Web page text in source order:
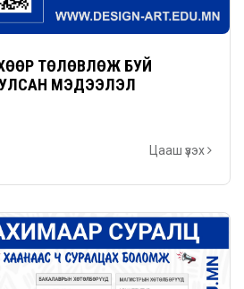
ТӨЛӨВЛӨЖ БУЙ
МЭДЭЭЛЭЛ
Цааш үзэх